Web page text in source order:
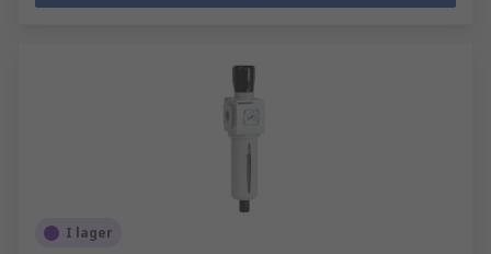
I lager